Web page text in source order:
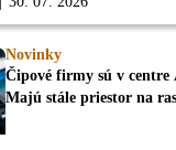
Novinky
Čipové firmy sú v centre
Majú stále priestor na